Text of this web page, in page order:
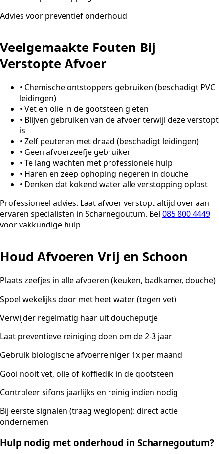
Advies voor preventief onderhoud
Veelgemaakte Fouten Bij
Verstopte Afvoer
• Chemische ontstoppers gebruiken (beschadigt PVC
leidingen)
• Vet en olie in de gootsteen gieten
• Blijven gebruiken van de afvoer terwijl deze verstopt
is
• Zelf peuteren met draad (beschadigt leidingen)
• Geen afvoerzeefje gebruiken
• Te lang wachten met professionele hulp
• Haren en zeep ophoping negeren in douche
• Denken dat kokend water alle verstopping oplost
Professioneel advies: Laat afvoer verstopt altijd over aan
ervaren specialisten in Scharnegoutum. Bel 085 800 4449
voor vakkundige hulp.
Houd Afvoeren Vrij en Schoon
Plaats zeefjes in alle afvoeren (keuken, badkamer, douche)
Spoel wekelijks door met heet water (tegen vet)
Verwijder regelmatig haar uit doucheputje
Laat preventieve reiniging doen om de 2-3 jaar
Gebruik biologische afvoerreiniger 1x per maand
Gooi nooit vet, olie of koffiedik in de gootsteen
Controleer sifons jaarlijks en reinig indien nodig
Bij eerste signalen (traag weglopen): direct actie
ondernemen
Hulp nodig met onderhoud in Scharnegoutum?